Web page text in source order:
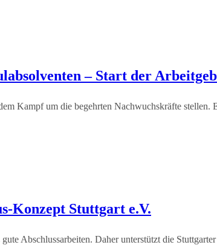
– Start der
Kampf um die begehrten Nachwuchskräfte
Konzept Stuttgart e.V.
Abschlussarbeiten. Daher unterstützt die